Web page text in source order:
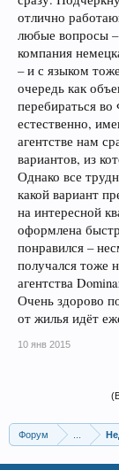
отлично
любые вопросы
компания
– и с языком
очередь как
перебираться
естественно,
агентстве нам
вариантов, из
Однако все
какой вариант
на интересной
оформлена
понравился –
получался тоже
агентства
Очень здорово
от жилья идёт
10 янв 2015
Форум